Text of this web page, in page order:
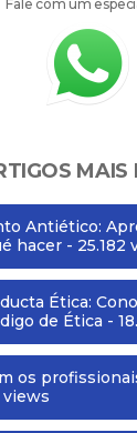
Fale com um
MAIS
Antiético:
hacer - 25.182
Ética:
de Ética -
os
views